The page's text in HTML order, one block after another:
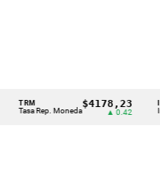
Tasa Rep. Moneda
$4178,23
▲ 0.42